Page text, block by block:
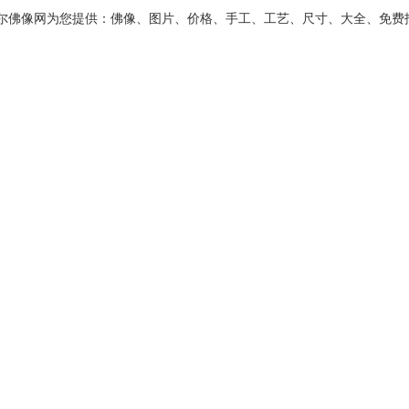
佛像网为您提供：佛像、图片、价格、手工、工艺、尺寸、大全、免费